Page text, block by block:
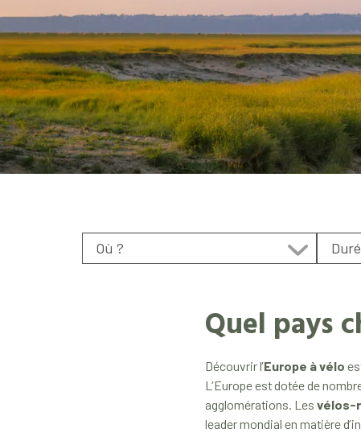
Quel pays
Découvrir l’Europe à vélo
L’Europe est dotée de
agglomérations. Les vélos-
leader mondial en matière